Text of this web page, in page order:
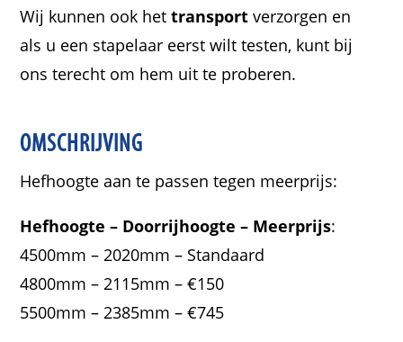
Wij kunnen ook hettransport verzorgen en
als u een stapelaar eerst wilt testen, kunt bij
ons terecht om hem uit te proberen.
OMSCHRIJVING
Hefhoogte aan te passen tegen meerprijs:
Hefhoogte – Doorrijhoogte – Meerprijs:
4500mm – 2020mm – Standaard
4800mm – 2115mm – €150
5500mm – 2385mm – €745